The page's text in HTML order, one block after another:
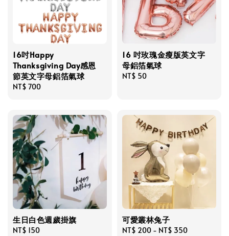
16吋Happy
Thanksgiving Day感恩
節英文字母鋁箔氣球
Regular
NT$ 700
16 吋玫瑰金瘦版英文字
母鋁箔氣球
Regular
NT$ 50
生日白色週歲掛旗
Regular
NT$ 150
可愛叢林兔子
Regular
NT$ 200 - NT$ 350